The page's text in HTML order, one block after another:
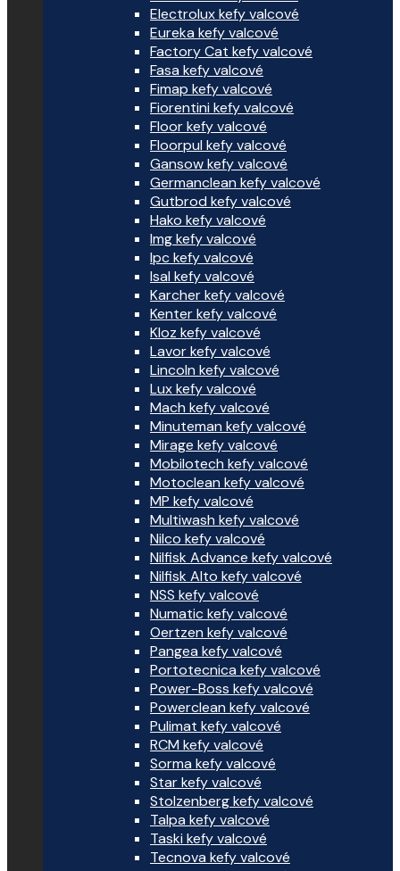
Electrolux kefy valcové
Eureka kefy valcové
Factory Cat kefy valcové
Fasa kefy valcové
Fimap kefy valcové
Fiorentini kefy valcové
Floor kefy valcové
Floorpul kefy valcové
Gansow kefy valcové
Germanclean kefy valcové
Gutbrod kefy valcové
Hako kefy valcové
Img kefy valcové
Ipc kefy valcové
Isal kefy valcové
Karcher kefy valcové
Kenter kefy valcové
Kloz kefy valcové
Lavor kefy valcové
Lincoln kefy valcové
Lux kefy valcové
Mach kefy valcové
Minuteman kefy valcové
Mirage kefy valcové
Mobilotech kefy valcové
Motoclean kefy valcové
MP kefy valcové
Multiwash kefy valcové
Nilco kefy valcové
Nilfisk Advance kefy valcové
Nilfisk Alto kefy valcové
NSS kefy valcové
Numatic kefy valcové
Oertzen kefy valcové
Pangea kefy valcové
Portotecnica kefy valcové
Power-Boss kefy valcové
Powerclean kefy valcové
Pulimat kefy valcové
RCM kefy valcové
Sorma kefy valcové
Star kefy valcové
Stolzenberg kefy valcové
Talpa kefy valcové
Taski kefy valcové
Tecnova kefy valcové